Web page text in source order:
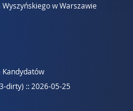
w Warszawie
dirty) :: 2026-05-25